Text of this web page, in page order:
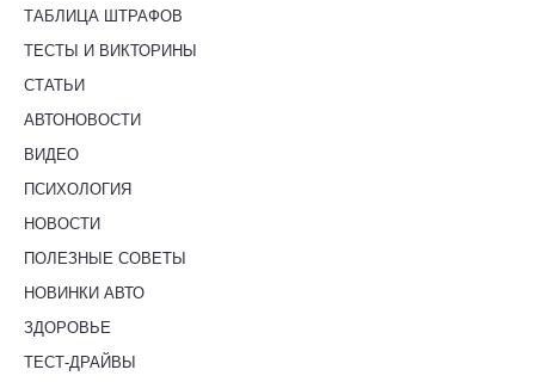
ТАБЛИЦА ШТРАФОВ
ТЕСТЫ И ВИКТОРИНЫ
СТАТЬИ
АВТОНОВОСТИ
ВИДЕО
ПСИХОЛОГИЯ
НОВОСТИ
ПОЛЕЗНЫЕ СОВЕТЫ
НОВИНКИ АВТО
ЗДОРОВЬЕ
ТЕСТ-ДРАЙВЫ